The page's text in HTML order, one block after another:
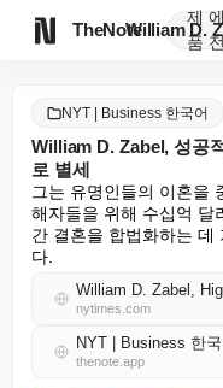
TheNote
제
품
NYT | Business 한국어
William D. Zabel, 성공
로 별세
그는 유명인들의 이혼을
해자들을 위해 수십억 달
간 결혼을 합법화하는 데
다.
nytimes.com
NYT | Business 한
thenote.app